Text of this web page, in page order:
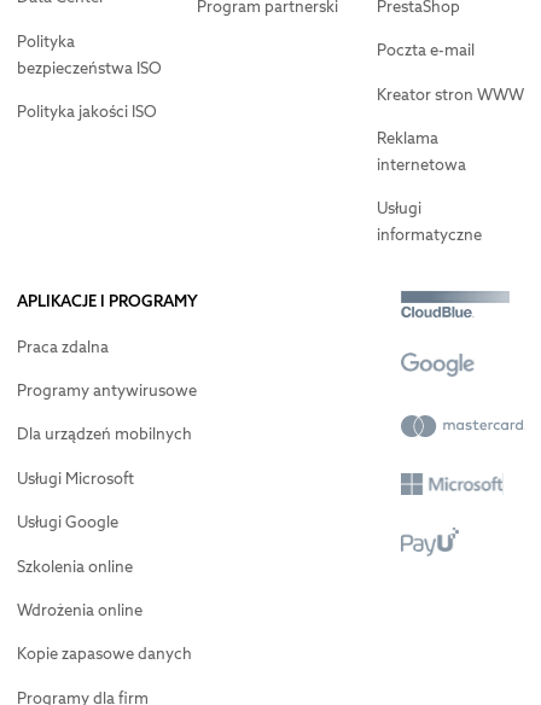
Polityka
bezpieczeństwa ISO
Polityka jakości ISO
Program partnerski PrestaShop
Poczta e-mail
Kreator stron WWW
Reklama
internetowa
Usługi
informatyczne
APLIKACJE I PROGRAMY
Praca zdalna
Programy antywirusowe
Dla urządzeń mobilnych
Usługi Microsoft
Usługi Google
Szkolenia online
Wdrożenia online
Kopie zapasowe danych
Programy dla firm